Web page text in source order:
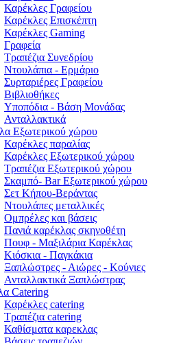
Καρέκλες Γραφείου
Καρέκλες Επισκέπτη
Καρέκλες Gaming
Γραφεία
Τραπέζια Συνεδρίου
Ντουλάπια - Ερμάριο
Συρταριέρες Γραφείου
Βιβλιοθήκες
Υποπόδια - Βάση Μονάδας
Ανταλλακτικά
Εξωτερικού χώρου
Καρέκλες παραλίας
Καρέκλες Εξωτερικού χώρου
Τραπέζια Εξωτερικού χώρου
Σκαμπό- Bar Εξωτερικού χώρου
Σετ Κήπου-Βεράντας
Ντουλάπες μεταλλικές
Ομπρέλες και βάσεις
Πανιά καρέκλας σκηνοθέτη
Πουφ - Μαξιλάρια Καρέκλας
Κιόσκια - Παγκάκια
Ξαπλώστρες - Αιώρες - Κούνιες
Ανταλλακτικά Ξαπλώστρας
Catering
Καρέκλες catering
Τραπέζια catering
Καθίσματα καρεκλας